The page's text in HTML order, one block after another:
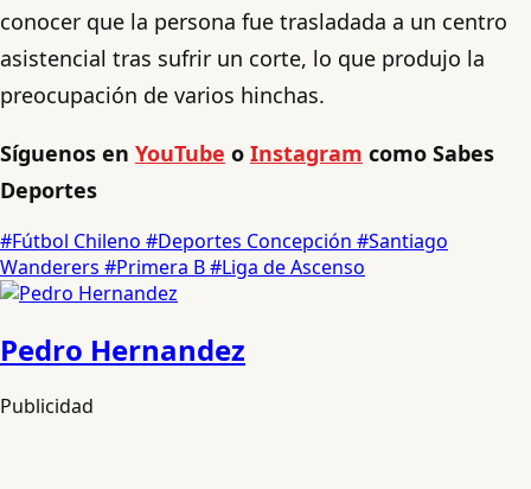
conocer que la persona fue trasladada a un centro
asistencial tras sufrir un corte, lo que produjo la
preocupación de varios hinchas.
Síguenos en YouTube o Instagram como Sabes
Deportes
#Fútbol Chileno #Deportes Concepción #Santiago
Wanderers #Primera B#Liga de Ascenso
Pedro Hernandez
Publicidad